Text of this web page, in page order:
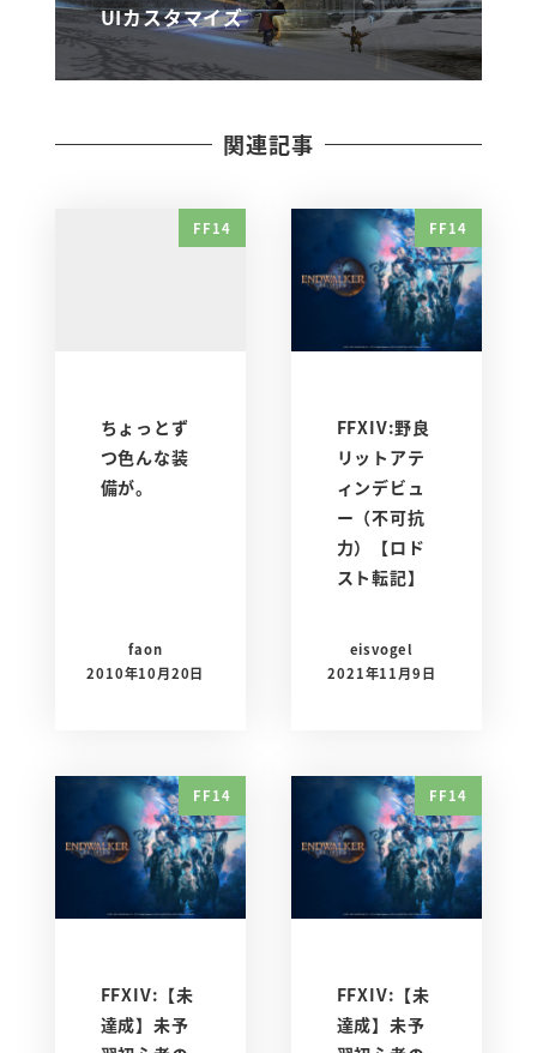
UIカスタマイズ
関連記事
FF14
ちょっとず
つ色んな装
備が。
faon
2010年10月20日
FF14
FFXIV:野良
リットアテ
ィンデビュ
ー（不可抗
力）【ロド
スト転記】
eisvogel
2021年11月9日
FF14
FFXIV:【未
達成】未予
FF14
FFXIV:【未
達成】未予